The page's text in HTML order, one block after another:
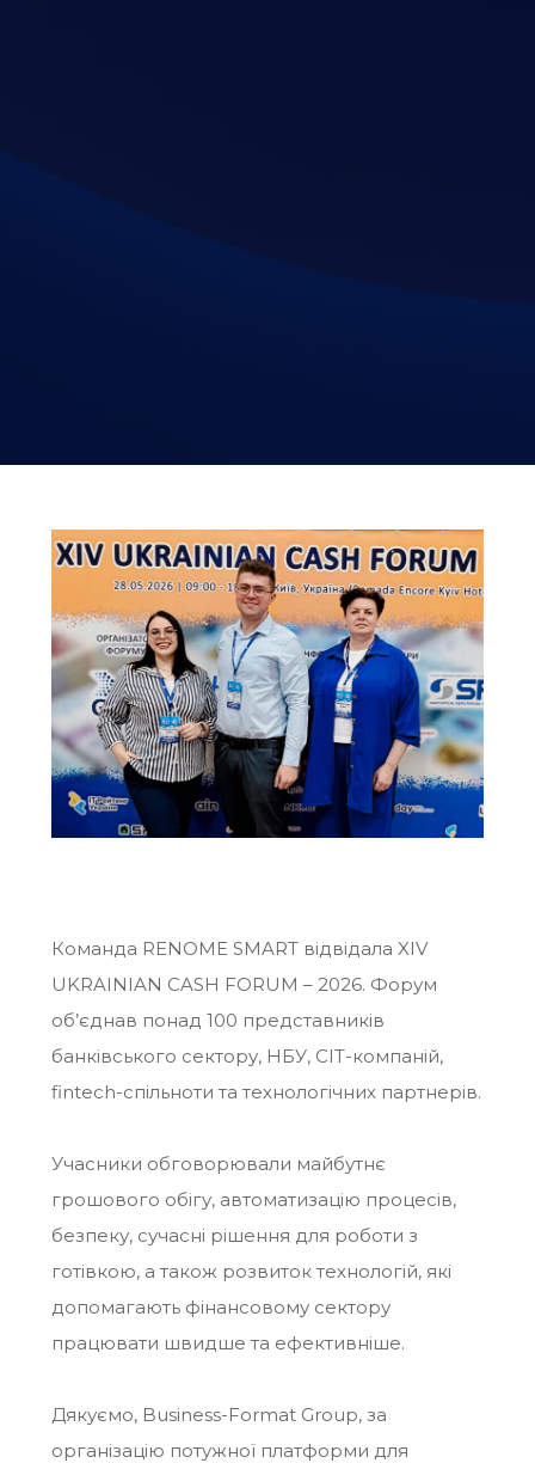
Команда RENOME SMART відвідала XІV
UKRAINIAN CASH FORUM – 2026. Форум
об’єднав понад 100 представників
банківського сектору, НБУ, CIT-компаній,
fintech-спільноти та технологічних партнерів.
Учасники обговорювали майбутнє
грошового обігу, автоматизацію процесів,
безпеку, сучасні рішення для роботи з
готівкою, а також розвиток технологій, які
допомагають фінансовому сектору
працювати швидше та ефективніше.
Дякуємо, Business-Format Group, за
організацію потужної платформи для